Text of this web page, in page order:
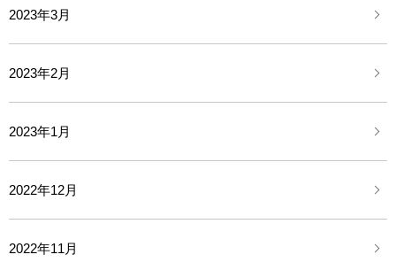
2023年3月
2023年2月
2023年1月
2022年12月
2022年11月